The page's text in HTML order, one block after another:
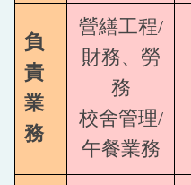
負
責
業
務
營繕工程/
財務、勞
務
校舍管理/
午餐業務